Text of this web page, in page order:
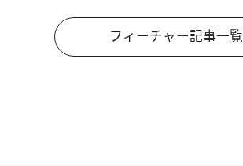
フィーチャー記事一覧